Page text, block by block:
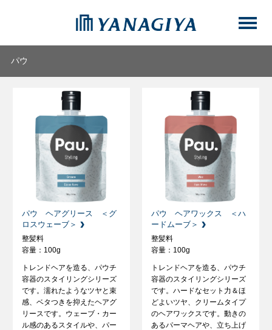
パウ
パウ ヘアグリース ＜グ
ロスウェーブ＞
整髪料
容量：100g
トレンドヘアを造る、パウチ
容器のスタイリングシリーズ
です。濡れたようなツヤと束
感、ベタつきを抑えたヘアグ
リースです。ウェーブ・カー
ル感のあるスタイルや、パー
パウ ヘアワックス ＜ハ
ードムーブ＞
整髪料
容量：100g
トレンドヘアを造る、パウチ
容器のスタイリングシリーズ
です。ハードなセット力＆ほ
どよいツヤ、クリームタイプ
のヘアワックスです。動きの
あるパーマヘアや、立ち上げ